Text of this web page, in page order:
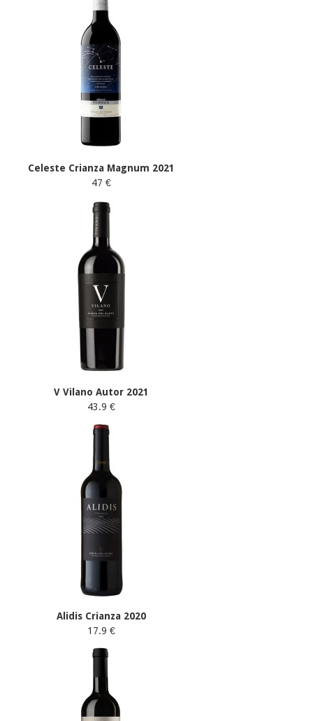
Celeste Crianza Magnum 2021
47 €
V Vilano Autor 2021
43.9 €
Alidis Crianza 2020
17.9 €